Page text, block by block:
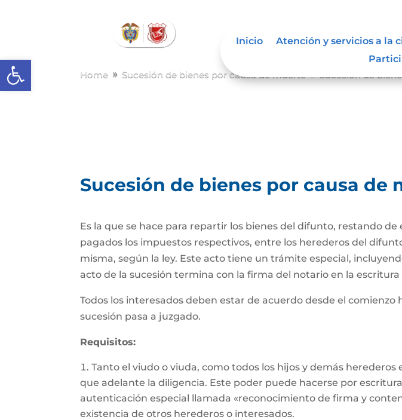
Abrir barra de herramientas
Inicio Atención y servicios a la
Home 9 Sucesión de bienes por causa de muerte
Sucesión de bienes por causa de
Es la que se hace para repartir los bienes del difunto, restando
pagados los impuestos respectivos, entre los herederos del
misma, según la ley. Este acto tiene un trámite especial,
acto de la sucesión termina con la firma del notario en la escritura
Todos los interesados deben estar de acuerdo desde el
sucesión pasa a juzgado.
Requisitos:
Tanto el viudo o viuda, como todos los hijos y demás
que adelante la diligencia. Este poder puede hacerse por
autenticación especial llamada «reconocimiento de firma y
existencia de otros herederos o interesados.